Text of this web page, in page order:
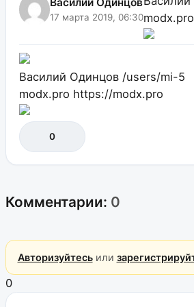
17 марта 2019, 06:30modx.pro
Василий Одинцов /users/mi-5
modx.pro https://modx.pro
0
Комментарии: 0
Авторизуйтесьили
0